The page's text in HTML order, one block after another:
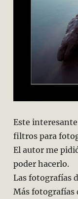
Este
filtros para
El autor me
poder hacerlo.
Las fotografías
Más fotografías